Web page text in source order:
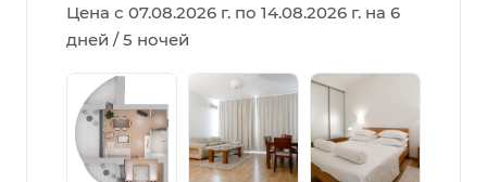
Цена с 07.08.2026 г. по 14.08.2026 г. на 6
дней / 5 ночей